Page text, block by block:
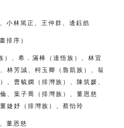
小林篤正、王仲群、邊鈺皓
排序）
．滿棒（達悟族）、林宜
林芳誠、柯玉卿（魯凱族）、翁
、 曹毓嫻（排灣族）、 陳筑媛、
、 葉子喬（排灣族）、董恩慈
董婕妤（排灣族）、 蔡怡玲
董恩慈